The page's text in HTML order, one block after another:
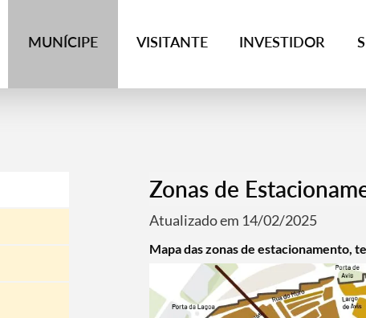
MUNÍCIPE VISITANTE INVESTIDOR
Zonas de
Atualizado em 14/02/2025
Mapa das zonas de estacionamento,